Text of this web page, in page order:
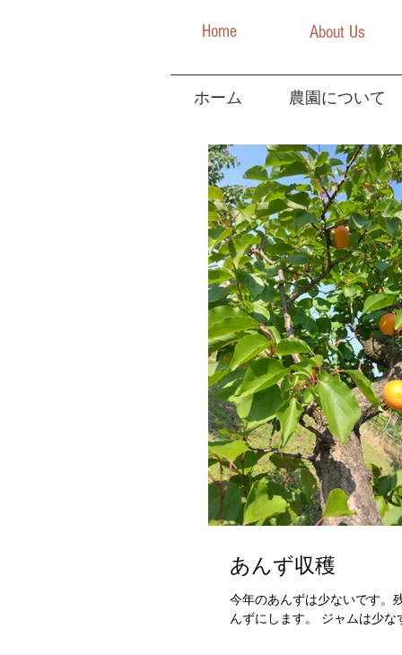
Home About Us
ホーム 農園について
あんず収穫
今年のあんずは少ないです。
んずにします。 ジャムは少な